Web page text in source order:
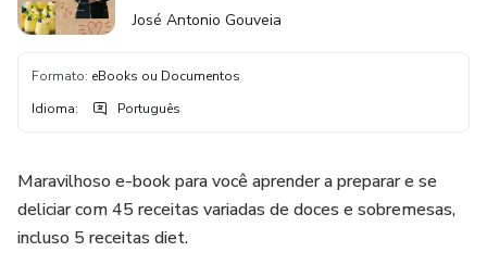
José Antonio Gouveia
Formato: eBooks ou Documentos
Idioma: Português
Maravilhoso e-book para você aprender a preparar e se
deliciar com 45 receitas variadas de doces e sobremesas,
incluso 5 receitas diet.